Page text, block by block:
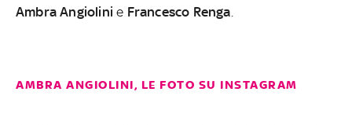
Ambra Angiolini e Francesco Renga
AMBRA ANGIOLINI, LE FOTO SU INSTAGRAM